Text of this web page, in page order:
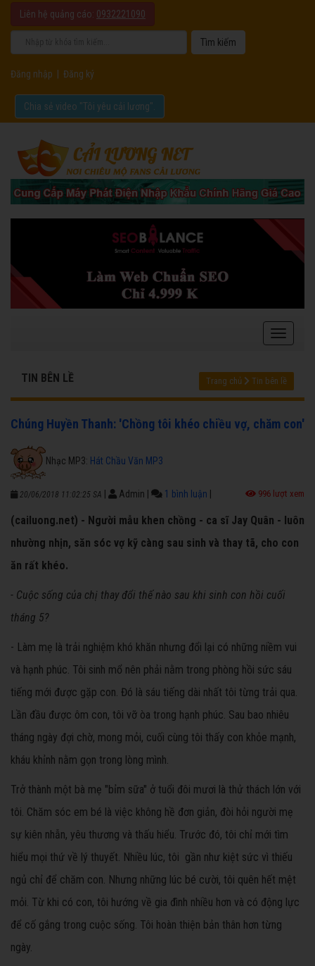
Liên hệ quảng cáo: 0932221090
Đăng nhập Đăng ký
Chia sẻ video "Tôi yêu cải lương".
TIN BÊN LỀ Trang chủ Tin bên lề
Chúng Huyền Thanh: 'Chồng tôi khéo chiều vợ, chăm con'
Nhạc MP3: Hát Chầu Văn MP3
20/06/2018 11:02:25 SA Admin 1 bình luận 996 lượt xem
(cailuong.net) - Người mẫu khen chồng - ca sĩ Jay Quân - luôn
nhường nhịn, săn sóc vợ kỹ càng sau sinh và thay tã, cho con
ăn rất khéo.
- Cuộc sống của chị thay đổi thế nào sau khi sinh con hồi cuối
tháng 5?
- Làm mẹ là trải nghiệm khó khăn nhưng đổi lại có những niềm vui
và hạnh phúc. Tôi sinh mổ nên phải nằm trong phòng hồi sức sáu
tiếng mới được gặp con. Đó là sáu tiếng dài nhất tôi từng trải qua.
Lần đầu được ôm con, tôi vỡ òa trong hạnh phúc. Sau bao nhiêu
tháng ngày đợi chờ, mong mỏi, cuối cùng tôi thấy con khỏe mạnh,
kháu khỉnh nằm gọn trong lòng mình.
Trở thành một bà mẹ "bỉm sữa" ở tuổi đôi mươi là thử thách lớn với
tôi. Chăm sóc em bé là việc không hề đơn giản, đòi hỏi người mẹ
sự kiên nhẫn, yêu thương và thấu hiểu. Trước đó, tôi chỉ mới tìm
hiểu mọi thứ về lý thuyết. Nhiều lúc, tôi gần như kiệt sức vì thiếu
ngủ chỉ để chăm con. Nhưng những lúc bé cười, tôi quên hết mệt
mỏi. Từ khi có con, tôi hướng về gia đình nhiều hơn và có động lực
để cố gắng trong cuộc sống. Tôi hoàn thiện bản thân hơn từng
ngày.